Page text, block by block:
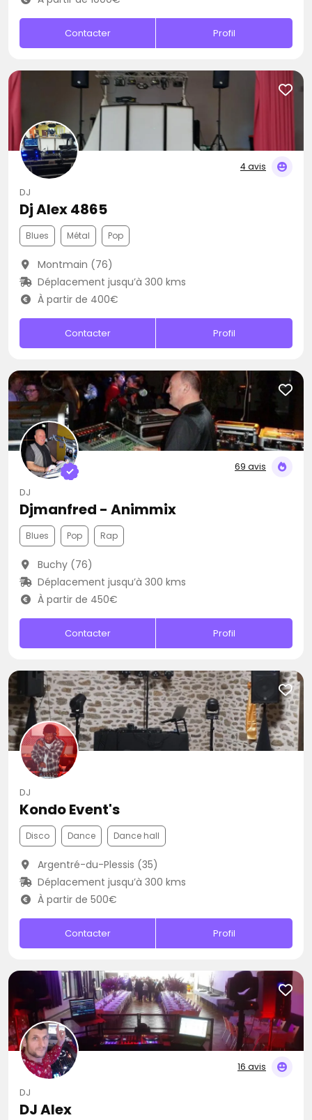
Contacter Profil
4 avis
DJ
Dj Alex 4865
Blues Métal Pop
Montmain (76)
Déplacement jusqu’à 300 kms
À partir de 400€
Contacter Profil
69 avis
DJ
Djmanfred - Animmix
Blues Pop Rap
Buchy (76)
Déplacement jusqu’à 300 kms
À partir de 450€
Contacter Profil
DJ
Kondo Event's
Disco Dance Dance hall
Argentré-du-Plessis (35)
Déplacement jusqu’à 300 kms
À partir de 500€
Contacter Profil
16 avis
DJ
DJ Alex